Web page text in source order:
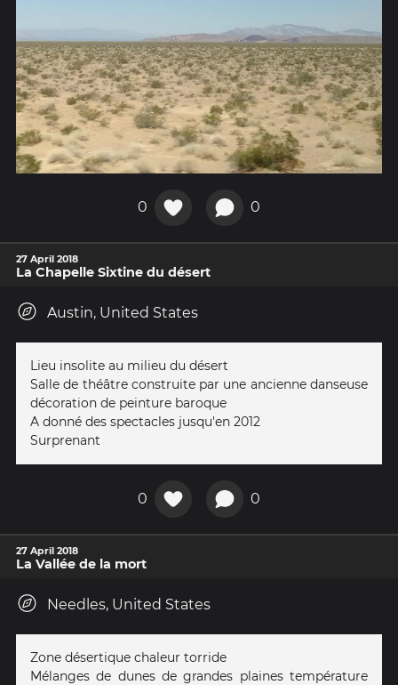
0 0
27 April 2018
La Chapelle Sixtine du désert
Austin, United States
Lieu insolite au milieu du désert
Salle de théâtre construite par une ancienne danseuse
décoration de peinture baroque
A donné des spectacles jusqu'en 2012
Surprenant
0 0
27 April 2018
La Vallée de la mort
Needles, United States
Zone désertique chaleur torride
Mélanges de dunes de grandes plaines température